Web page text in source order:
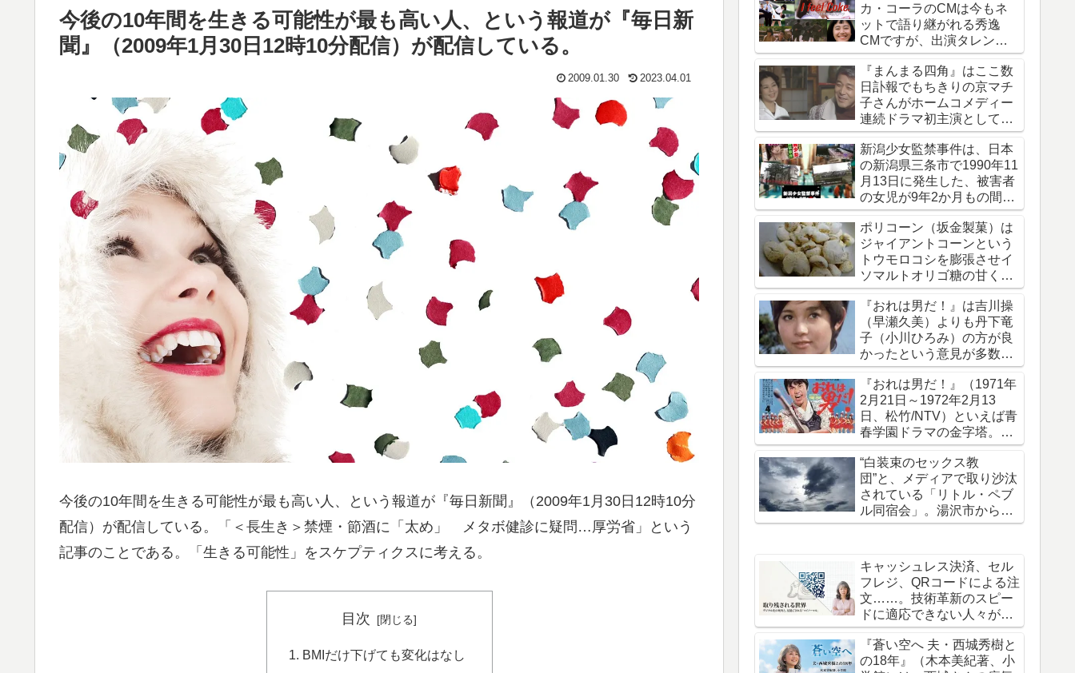
今後の10年間を生きる可能性が最も高い人、という報道が『毎日新
聞』（2009年1月30日12時10分配信）が配信している。
2009.01.30 2023.04.01
今後の10年間を生きる可能性が最も高い人、という報道が『毎日新聞』（2009年1月30日12時10分
配信）が配信している。「＜長生き＞禁煙・節酒に「太め」 メタボ健診に疑問…厚労省」という
記事のことである。「生きる可能性」をスケプティクスに考える。
目次
BMIだけ下げても変化はなし
カ・コーラのCMは今もネ
ットで語り継がれる秀逸
CMですが、出演タレント
は今どうしているのでしょ
う『まんまる四角』はここ数
日訃報でもちきりの京マチ
子さんがホームコメディー
連続ドラマ初主演として話
題になった作品
新潟少女監禁事件は、日本
の新潟県三条市で1990年11
月13日に発生した、被害者
の女児が9年2か月もの間誘
拐・監禁された事件です
ポリコーン（坂金製菓）は
ジャイアントコーンという
トウモロコシを膨張させイ
ソマルトオリゴ糖の甘く軽
い味がついたお菓子
『おれは男だ！』は吉川操
（早瀬久美）よりも丹下竜
子（小川ひろみ）の方が良
かったという意見が多数で
ある理由を考える
『おれは男だ！』（1971年
2月21日～1972年2月13
日、松竹/NTV）といえば青
春学園ドラマの金字塔。50
年前の今日放送開始された
“白装束のセックス教
団”と、メディアで取り沙汰
されている「リトル・ペブ
ル同宿会」。湯沢市から上
京していたことを報じる
キャッシュレス決済、セル
フレジ、QRコードによる注
文……。技術革新のスピー
ドに適応できない人々が置
き去りにされていく現実。
『蒼い空へ 夫・西城秀樹と
の18年』（木本美紀著、小